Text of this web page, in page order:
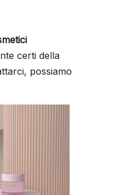
certi della
possiamo